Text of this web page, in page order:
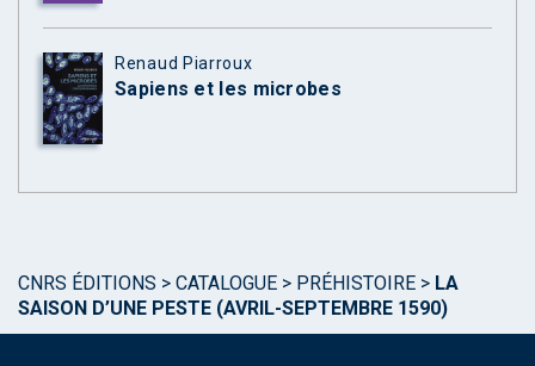
Renaud Piarroux
Sapiens et les microbes
CNRS ÉDITIONS > CATALOGUE > PRÉHISTOIRE > LA
SAISON D’UNE PESTE (AVRIL-SEPTEMBRE 1590)